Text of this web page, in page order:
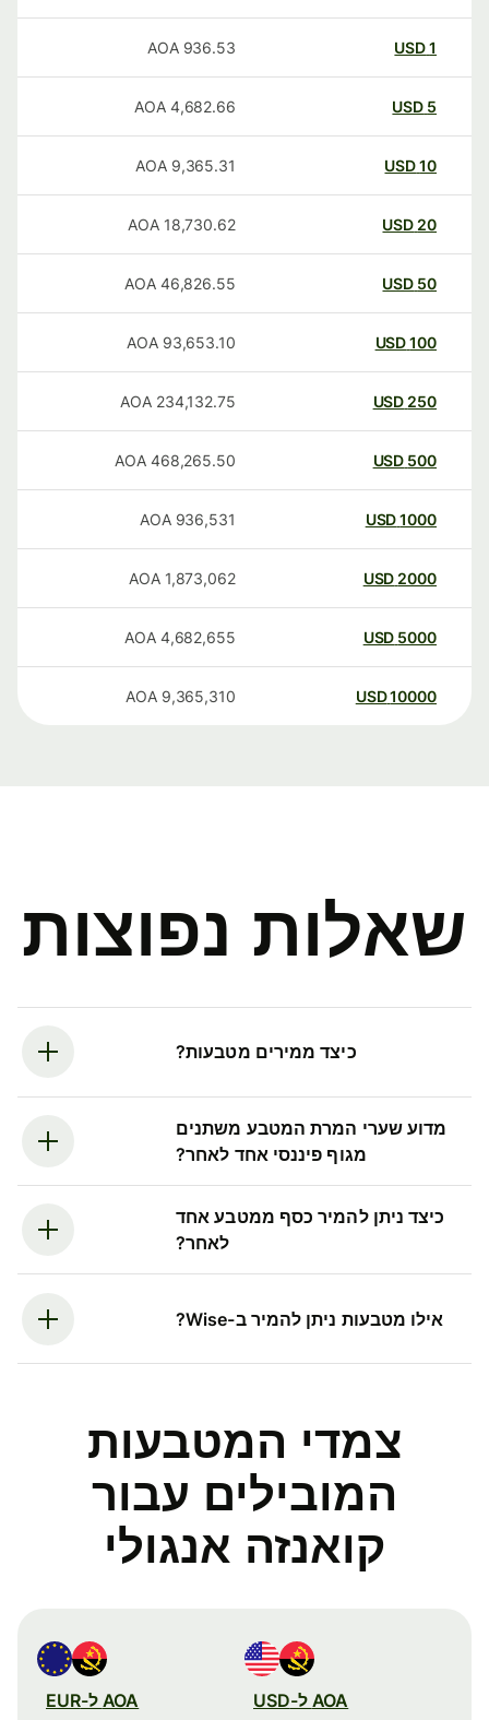
USD
936.53
AOA
USD
4,682.66
AOA
USD
9,365.31
AOA
20
USD
18,730.62
AOA
50
USD
46,826.55
AOA
100
USD
93,653.10
AOA
250
USD
234,132.75
AOA
500
USD
468,265.50
AOA
1000
USD
936,531
AOA
2000
USD
1,873,062
AOA
5000
USD
4,682,655
AOA
10000
USD
9,365,310
AOA
שאלות נפוצות
כיצד ממירים מטבעות?
מדוע שערי המרת המטבע משתנים
מגוף פיננסי אחד לאחר?
כיצד ניתן להמיר כסף ממטבע אחד
לאחר?
אילו מטבעות ניתן להמיר ב-Wise?
צמדי המטבעות
המובילים עבור
קואנזה אנגולי
AOA ל-USD AOA ל-EUR